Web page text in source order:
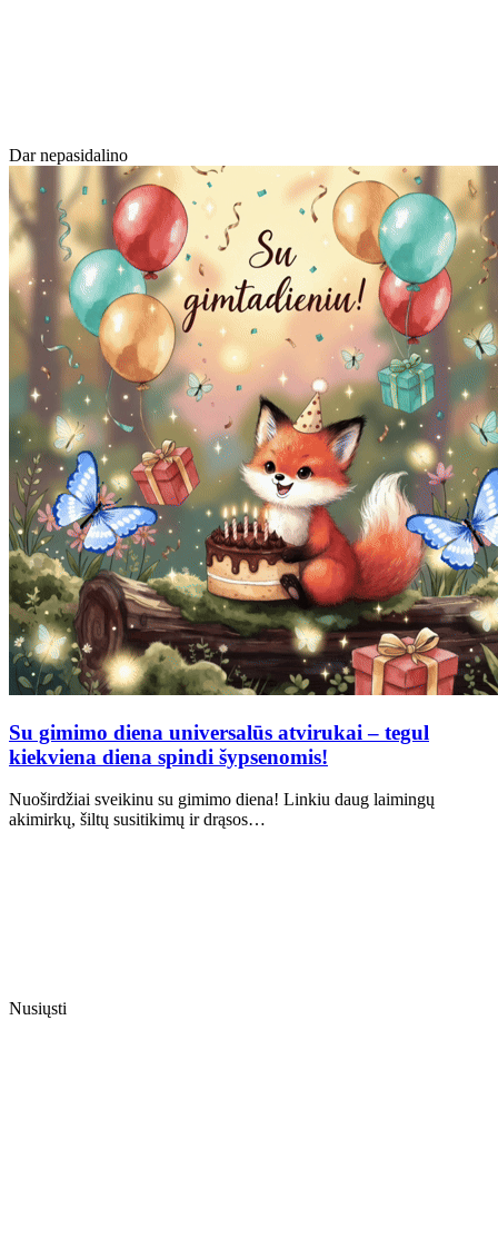
Dar nepasidalino
Su gimimo diena universalūs atvirukai – tegul
kiekviena diena spindi šypsenomis!
Nuoširdžiai sveikinu su gimimo diena! Linkiu daug laimingų
akimirkų, šiltų susitikimų ir drąsos…
Nusiųsti